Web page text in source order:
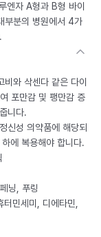
엔자 A형과 B형 바이
부분의 병원에서 4가
와 삭센다 같은 다이
포만감 및 팽만감 증
니다.
신성 의약품에 해당되
에 복용해야 합니다.
닝, 푸링
민세미, 디에타민,